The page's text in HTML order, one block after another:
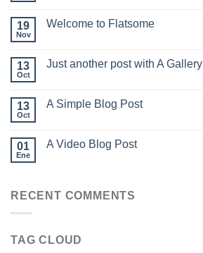
19
Nov
Welcome to Flatsome
13
Oct
Just another post with A Gallery
13
Oct
A Simple Blog Post
01
Ene
A Video Blog Post
RECENT COMMENTS
TAG CLOUD